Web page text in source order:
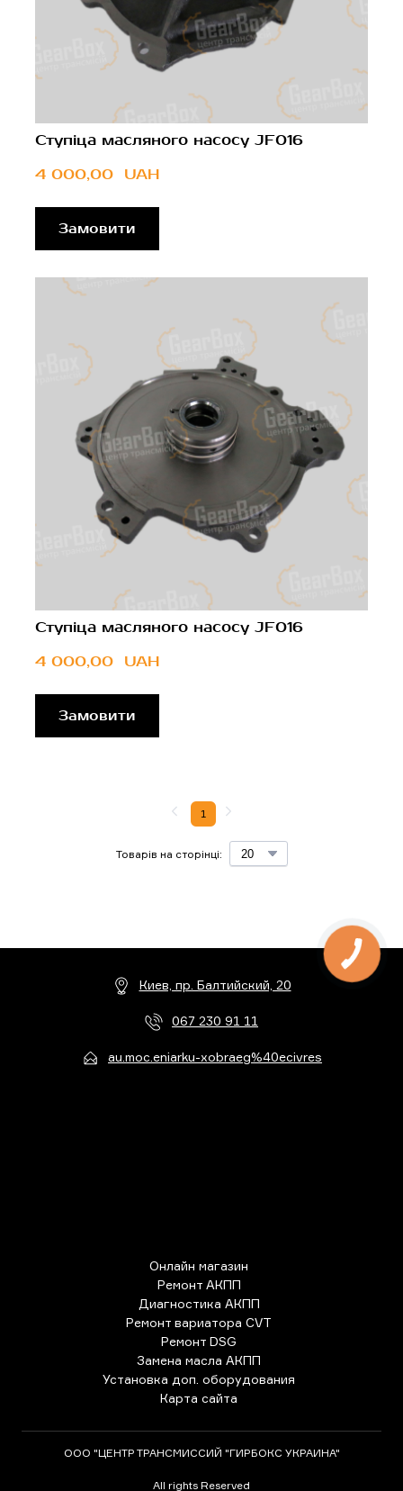
Ступіца масляного насосу JF016
4 000,00  UAH
Замовити
Ступіца масляного насосу JF016
4 000,00  UAH
Замовити
Товарів на сторінці:
1
Киев, пр. Балтийский, 20
067 230 91 11
au.moc.eniarku-xobraeg%40ecivres
Онлайн магазин
Ремонт АКПП
Диагностика АКПП
Ремонт вариатора CVT
Ремонт DSG
Замена масла АКПП
Установка доп. оборудования
Карта сайта
ООО "ЦЕНТР ТРАНСМИССИЙ "ГИРБОКС УКРАИНА"
All rights Reserved